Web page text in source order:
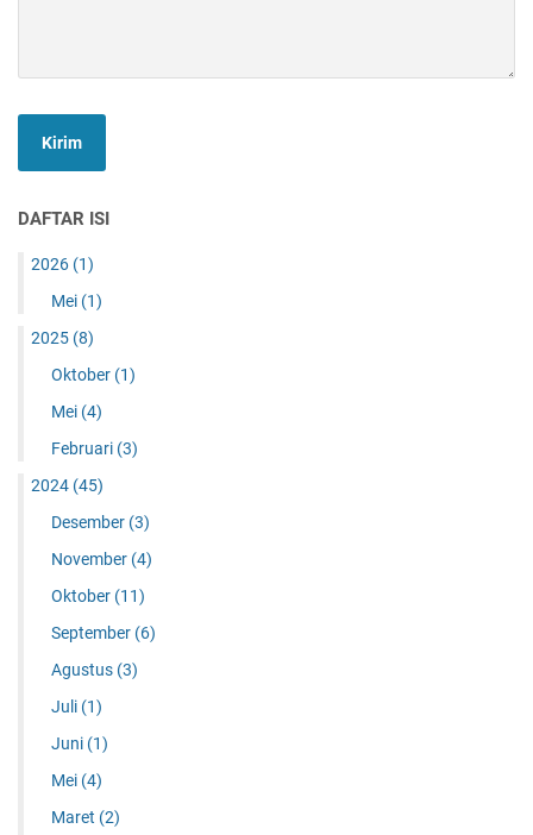
DAFTAR ISI
2026 (1)
Mei (1)
2025 (8)
Oktober (1)
Mei (4)
Februari (3)
2024 (45)
Desember (3)
November (4)
Oktober (11)
September (6)
Agustus (3)
Juli (1)
Juni (1)
Mei (4)
Maret (2)